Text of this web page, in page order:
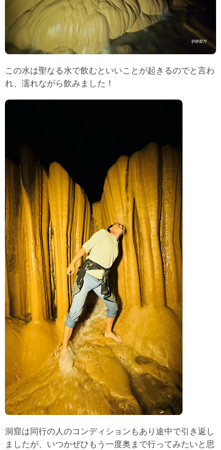
この水は聖なる水で飲むといいことが起きるのでと言わ
れ、濡れながら飲みました！
洞窟は同行の人のコンディションもあり途中で引き返し
ましたが、いつかぜひもう一度奥まで行ってみたいと思